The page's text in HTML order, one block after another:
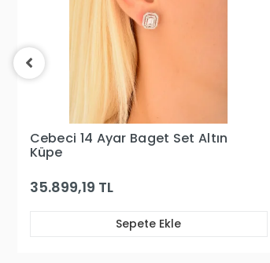
Cebeci 14 Ayar Altın Kelebek
Küpe
10.948,92 TL
Sepete Ekle